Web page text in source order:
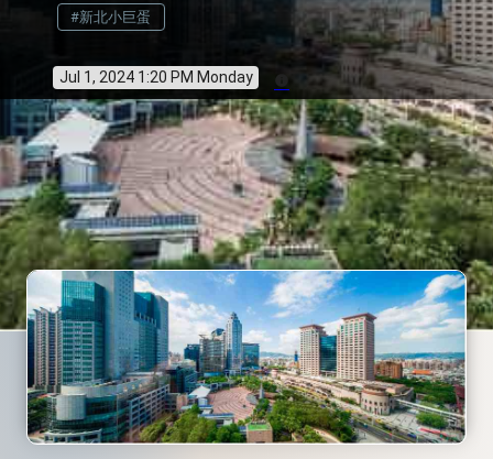
#新北小巨蛋
Jul 1, 2024 1:20 PM Monday info